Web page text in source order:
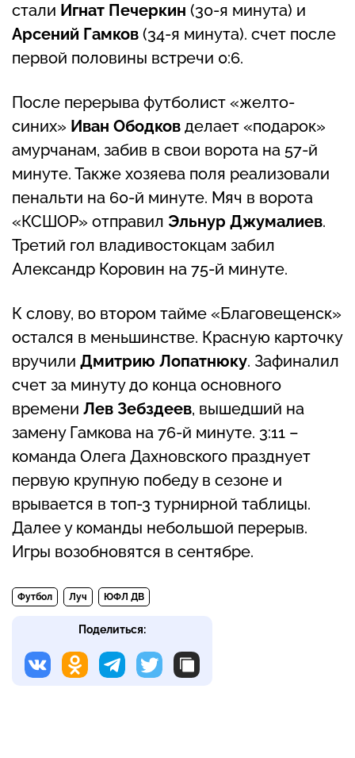
стали Игнат Печеркин (30-я минута) и
Арсений Гамков (34-я минута). счет после
первой половины встречи 0:6.
После перерыва футболист «желто-
синих» Иван Ободков делает «подарок»
амурчанам, забив в свои ворота на 57-й
минуте. Также хозяева поля реализовали
пенальти на 60-й минуте. Мяч в ворота
«КСШОР» отправил Эльнур Джумалиев.
Третий гол владивостокцам забил
Александр Коровин на 75-й минуте.
К слову, во втором тайме «Благовещенск»
остался в меньшинстве. Красную карточку
вручили Дмитрию Лопатнюку. Зафиналил
счет за минуту до конца основного
времени Лев Зебздеев, вышедший на
замену Гамкова на 76-й минуте. 3:11 –
команда Олега Дахновского празднует
первую крупную победу в сезоне и
врывается в топ-3 турнирной таблицы.
Далее у команды небольшой перерыв.
Игры возобновятся в сентябре.
Футбол Луч ЮФЛ ДВ
Поделиться: